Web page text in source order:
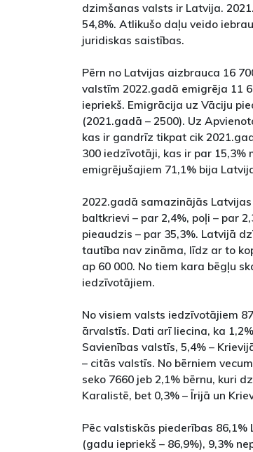
dzimšanas valsts ir Latvija.
54,8%. Atlikušo daļu veido
juridiskas saistības.
Pērn no Latvijas aizbrauca 16
valstīm 2022.gadā emigrēja 11
iepriekš. Emigrācija uz Vāciju
(2021.gadā – 2500). Uz
kas ir gandrīz tikpat cik
300 iedzīvotāji, kas ir par 15,3%
emigrējušajiem 71,1% bija
2022.gadā samazinājās
baltkrievi – par 2,4%, poļi – par
pieaudzis – par 35,3%. Latvijā
tautība nav zināma, līdz ar to
ap 60 000. No tiem kara bēgļu
iedzīvotājiem.
No visiem valsts iedzīvotājiem
ārvalstīs. Dati arī liecina, ka
Savienības valstīs, 5,4% –
– citās valstīs. No bērniem
seko 7660 jeb 2,1% bērnu, kuri
Karalistē, bet 0,3% – Īrijā un
Pēc valstiskās piederības
(gadu iepriekš – 86,9%), 9,3%